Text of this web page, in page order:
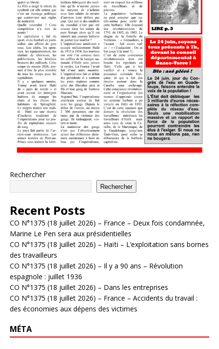
Rechercher
Rechercher
Recent Posts
CO N°1375 (18 juillet 2026) – France – Deux fois condamnée,
Marine Le Pen sera aux présidentielles
CO N°1375 (18 juillet 2026) – Haïti – L’exploitation sans bornes
des travailleurs
CO N°1375 (18 juillet 2026) – Il y a 90 ans – Révolution
espagnole : juillet 1936
CO N°1375 (18 juillet 2026) – Dans les entreprises
CO N°1375 (18 juillet 2026) – France – Accidents du travail :
des économies aux dépens des victimes
MÉTA